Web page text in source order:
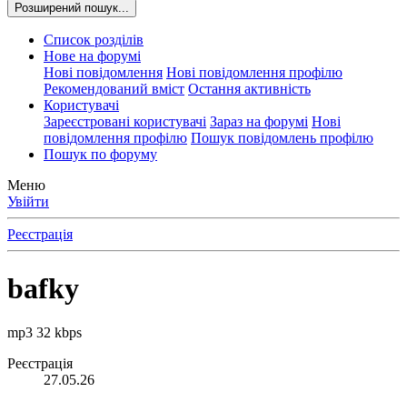
Розширений пошук...
Список розділів
Нове на форумі
Нові повідомлення Нові повідомлення профілю
Рекомендований вміст Остання активність
Користувачі
Зареєстровані користувачі Зараз на форумі Нові
повідомлення профілю Пошук повідомлень профілю
Пошук по форуму
Меню
Увійти
Реєстрація
bafky
mp3 32 kbps
Реєстрація
27.05.26